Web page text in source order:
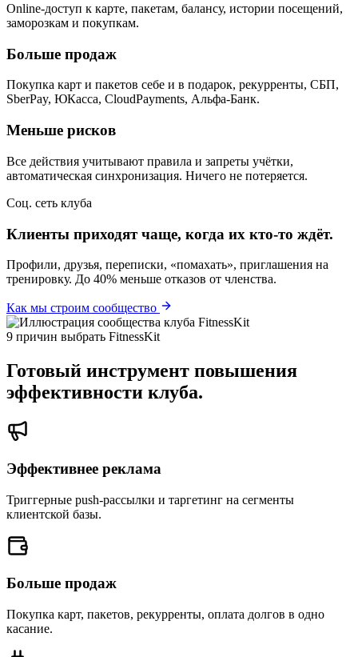
Online-доступ к карте, пакетам, балансу, истории посещений,
заморозкам и покупкам.
Больше продаж
Покупка карт и пакетов себе и в подарок, рекурренты, СБП,
SberPay, ЮКасса, CloudPayments, Альфа-Банк.
Меньше рисков
Все действия учитывают правила и запреты учётки,
автоматическая синхронизация. Ничего не потеряется.
Соц. сеть клуба
Клиенты приходят чаще, когда их кто-то ждёт.
Профили, друзья, переписки, «помахать», приглашения на
тренировку. До 40% меньше отказов от членства.
Как мы строим сообщество
9 причин выбрать FitnessKit
Готовый инструмент повышения
эффективности клуба.
Эффективнее реклама
Триггерные push-рассылки и таргетинг на сегменты
клиентской базы.
Больше продаж
Покупка карт, пакетов, рекурренты, оплата долгов в одно
касание.